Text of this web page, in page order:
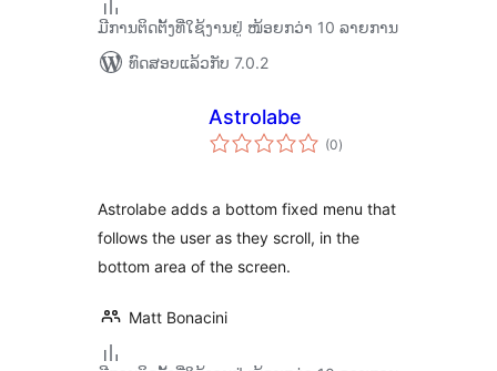
ມີການຕິດຕັ້ງທີ່ໃຊ້ງານຢູ່ ໜ້ອຍກວ່າ 10 ລາຍການ
ທົດສອບແລ້ວກັບ 7.0.2
Astrolabe
(0ຄະແນນ
ທັງໝົດ
)
Astrolabe adds a bottom fixed menu that
follows the user as they scroll, in the
bottom area of the screen.
Matt Bonacini